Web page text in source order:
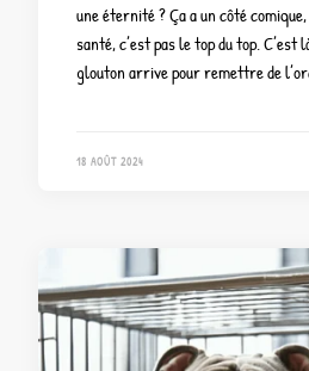
une éternité ? Ça a un côté
santé, c’est pas le top du top. C’est
glouton arrive pour remettre de
18 AOÛT 2024